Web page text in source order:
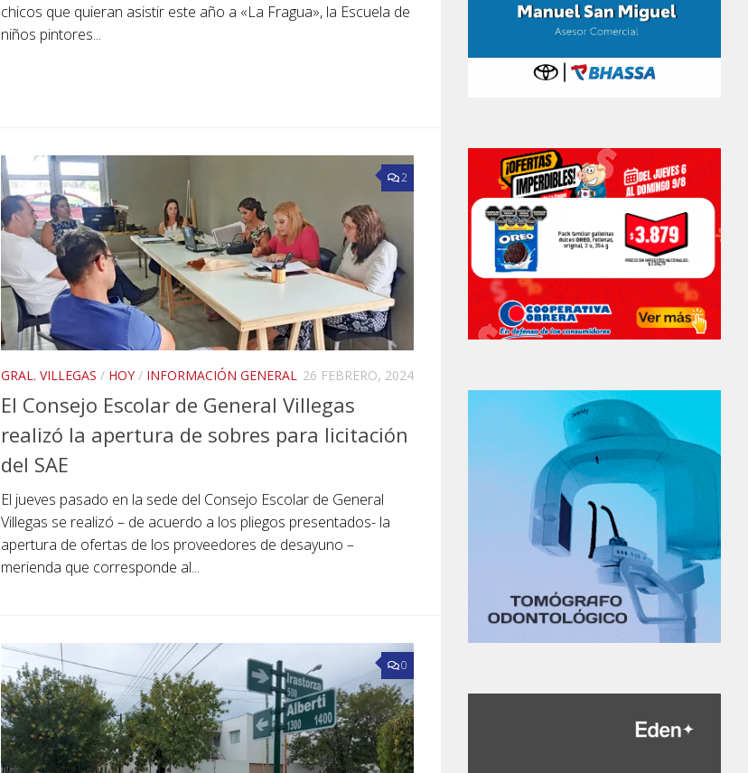
chicos que quieran asistir este año a «La Fragua», la Escuela de
niños pintores...
2
GRAL. VILLEGAS / HOY / INFORMACIÓN GENERAL 26 FEBRERO, 2024
El Consejo Escolar de General Villegas
realizó la apertura de sobres para licitación
del SAE
El jueves pasado en la sede del Consejo Escolar de General
Villegas se realizó – de acuerdo a los pliegos presentados- la
apertura de ofertas de los proveedores de desayuno –
merienda que corresponde al...
0